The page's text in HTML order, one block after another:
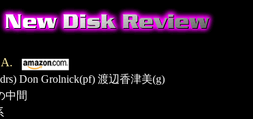
Don Grolnick(pf) 渡辺香津美(g)
中間